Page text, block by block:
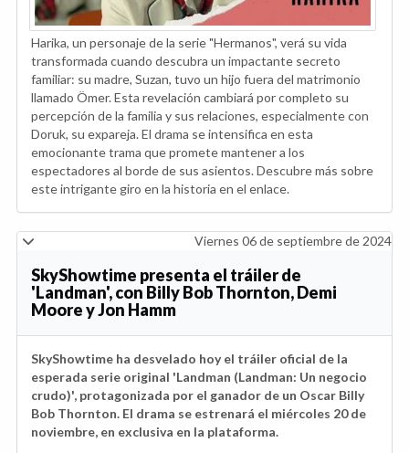
Harika, un personaje de la serie "Hermanos", verá su vida
transformada cuando descubra un impactante secreto
familiar: su madre, Suzan, tuvo un hijo fuera del matrimonio
llamado Ömer. Esta revelación cambiará por completo su
percepción de la familia y sus relaciones, especialmente con
Doruk, su expareja. El drama se intensifica en esta
emocionante trama que promete mantener a los
espectadores al borde de sus asientos. Descubre más sobre
este intrigante giro en la historia en el enlace.
Viernes 06 de septiembre de 2024
SkyShowtime presenta el tráiler de
'Landman', con Billy Bob Thornton, Demi
Moore y Jon Hamm
SkyShowtime ha desvelado hoy el tráiler oficial de la
esperada serie original 'Landman (Landman: Un negocio
crudo)', protagonizada por el ganador de un Oscar Billy
Bob Thornton. El drama se estrenará el miércoles 20 de
noviembre, en exclusiva en la plataforma.